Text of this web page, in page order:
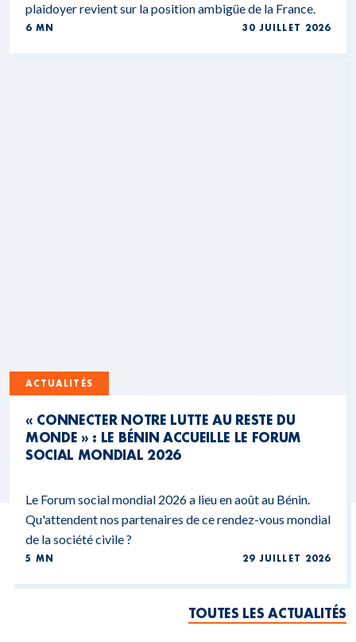
plaidoyer revient sur la position ambigüe de la France.
6 MN 30 JUILLET 2026
ACTUALITÉS
« CONNECTER NOTRE LUTTE AU RESTE DU
MONDE » : LE BÉNIN ACCUEILLE LE FORUM
SOCIAL MONDIAL 2026
Le Forum social mondial 2026 a lieu en août au Bénin.
Qu'attendent nos partenaires de ce rendez-vous mondial
de la société civile ?
5 MN 29 JUILLET 2026
TOUTES LES ACTUALITÉS